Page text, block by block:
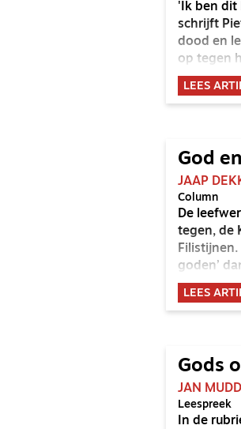
'Ik ben dit
schrijft
dood en
op tegen
dood van
resultaat
LEES
God
JAAP
Column
De
tegen, de
Filistijnen.
goden’
die
LEES
Gods
JAN
Leespreek
In de